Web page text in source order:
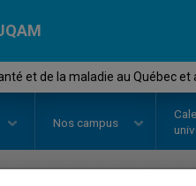
et de la maladie au Québec et
Nos campus